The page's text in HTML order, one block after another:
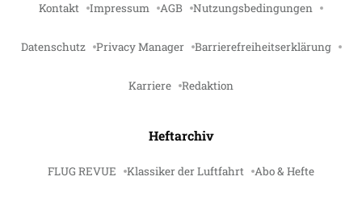
Kontakt Impressum AGB Nutzungsbedingungen
Datenschutz Privacy Manager Barrierefreiheitserklärung
Karriere Redaktion
Heftarchiv
FLUG REVUE Klassiker der Luftfahrt Abo & Hefte